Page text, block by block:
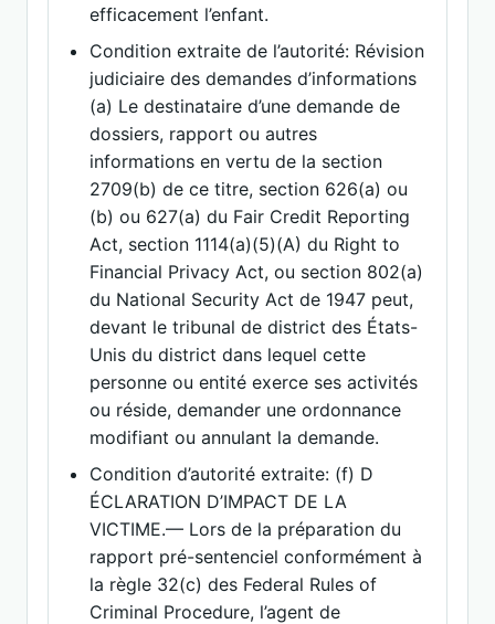
efficacement l’enfant.
Condition extraite de l’autorité: Révision
judiciaire des demandes d’informations
(a) Le destinataire d’une demande de
dossiers, rapport ou autres
informations en vertu de la section
2709(b) de ce titre, section 626(a) ou
(b) ou 627(a) du Fair Credit Reporting
Act, section 1114(a)(5)(A) du Right to
Financial Privacy Act, ou section 802(a)
du National Security Act de 1947 peut,
devant le tribunal de district des États-
Unis du district dans lequel cette
personne ou entité exerce ses activités
ou réside, demander une ordonnance
modifiant ou annulant la demande.
Condition d’autorité extraite: (f) D
ÉCLARATION D’IMPACT DE LA
VICTIME.— Lors de la préparation du
rapport pré-sentenciel conformément à
la règle 32(c) des Federal Rules of
Criminal Procedure, l’agent de